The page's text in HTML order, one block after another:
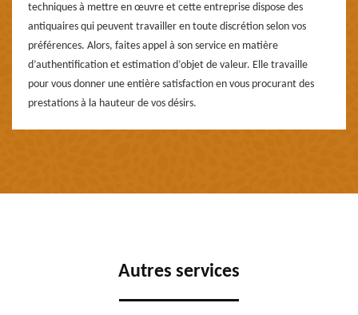
techniques à mettre en œuvre et cette entreprise dispose des
antiquaires qui peuvent travailler en toute discrétion selon vos
préférences. Alors, faites appel à son service en matière
d’authentification et estimation d’objet de valeur. Elle travaille
pour vous donner une entière satisfaction en vous procurant des
prestations à la hauteur de vos désirs.
Autres services